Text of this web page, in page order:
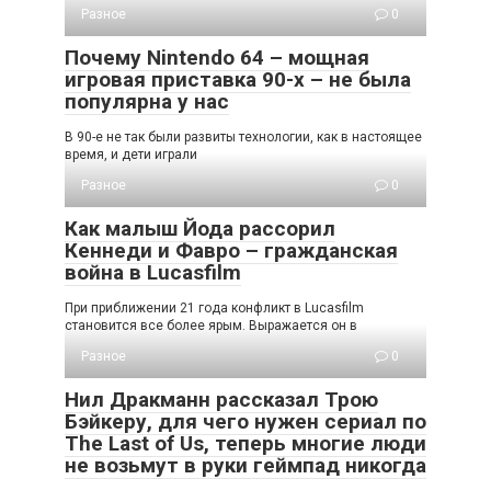
Разное
0
Почему Nintendo 64 – мощная
игровая приставка 90-х – не была
популярна у нас
В 90-е не так были развиты технологии, как в настоящее
время, и дети играли
Разное
0
Как малыш Йода рассорил
Кеннеди и Фавро – гражданская
война в Lucasfilm
При приближении 21 года конфликт в Lucasfilm
становится все более ярым. Выражается он в
Разное
0
Нил Дракманн рассказал Трою
Бэйкеру, для чего нужен сериал по
The Last of Us, теперь многие люди
не возьмут в руки геймпад никогда